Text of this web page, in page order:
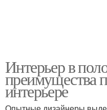
Интерьер в
преимущества
интерьере